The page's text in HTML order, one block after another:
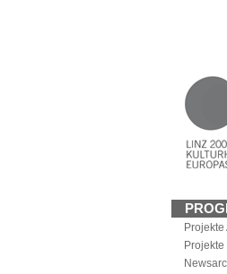
Projekte
News